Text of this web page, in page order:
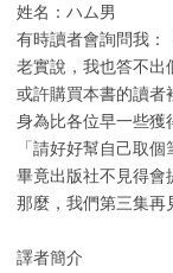
姓名：ハム男
有時讀者會詢問我：
老實說，我也答不出
或許購買本書的讀者
身為比各位早一些獲
「請好好幫自己取個
畢竟出版社不見得會
那麼，我們第三集再
譯者簡介